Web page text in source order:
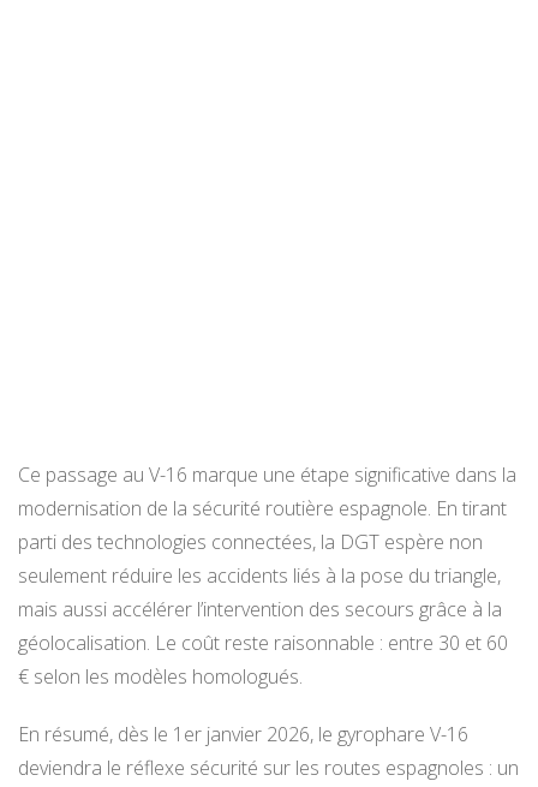
Ce passage au V-16 marque une étape significative dans la
modernisation de la sécurité routière espagnole. En tirant
parti des technologies connectées, la DGT espère non
seulement réduire les accidents liés à la pose du triangle,
mais aussi accélérer l’intervention des secours grâce à la
géolocalisation. Le coût reste raisonnable : entre 30 et 60
€ selon les modèles homologués.
En résumé, dès le 1er janvier 2026, le gyrophare V-16
deviendra le réflexe sécurité sur les routes espagnoles : un